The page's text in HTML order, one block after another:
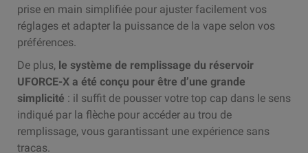
prise en main simplifiée pour ajuster facilement vos
réglages et adapter la puissance de la vape selon vos
préférences.
De plus, le système de remplissage du réservoir
UFORCE-X a été conçu pour être d’une grande
simplicité : il suffit de pousser votre top cap dans le sens
indiqué par la flèche pour accéder au trou de
remplissage, vous garantissant une expérience sans
tracas.